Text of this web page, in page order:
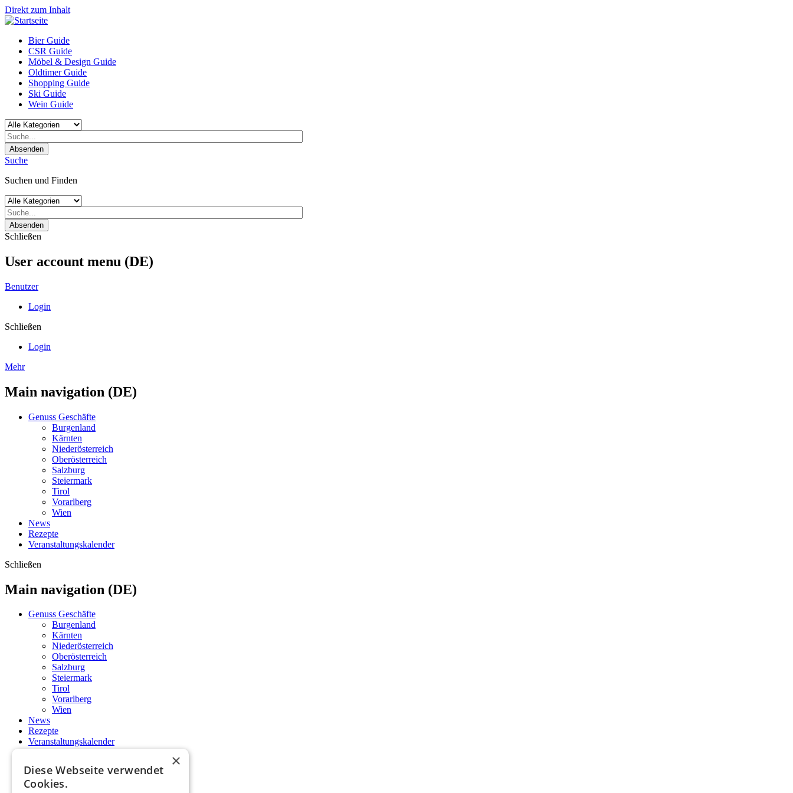
Direkt zum Inhalt
Bier Guide
CSR Guide
Möbel & Design Guide
Oldtimer Guide
Shopping Guide
Ski Guide
Wein Guide
Absenden
Suche
Suchen und Finden
Absenden
Schließen
User account menu (DE)
Benutzer
Login
Schließen
Login
Mehr
Main navigation (DE)
Genuss Geschäfte
Burgenland
Kärnten
Niederösterreich
Oberösterreich
Salzburg
Steiermark
Tirol
Vorarlberg
Wien
News
Rezepte
Veranstaltungskalender
Schließen
Main navigation (DE)
Genuss Geschäfte
Burgenland
Kärnten
Niederösterreich
Oberösterreich
Salzburg
Steiermark
Tirol
Vorarlberg
Wien
News
Rezepte
Veranstaltungskalender
Salzburg
×
Diese Webseite verwendet
Cookies.